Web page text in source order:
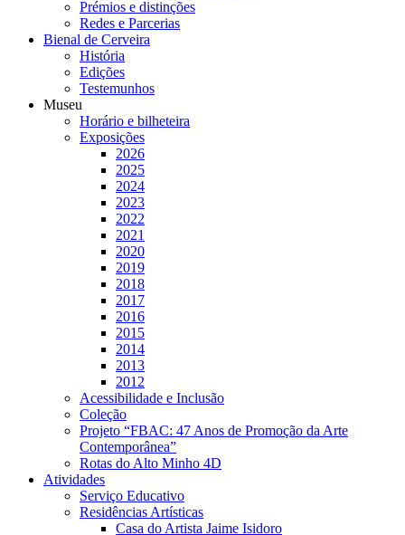
Prémios e distinções
Redes e Parcerias
Bienal de Cerveira
História
Edições
Testemunhos
Museu
Horário e bilheteira
Exposições
2026
2025
2024
2023
2022
2021
2020
2019
2018
2017
2016
2015
2014
2013
2012
Acessibilidade e Inclusão
Coleção
Projeto “FBAC: 47 Anos de Promoção da Arte
Contemporânea”
Rotas do Alto Minho 4D
Atividades
Serviço Educativo
Residências Artísticas
Casa do Artista Jaime Isidoro